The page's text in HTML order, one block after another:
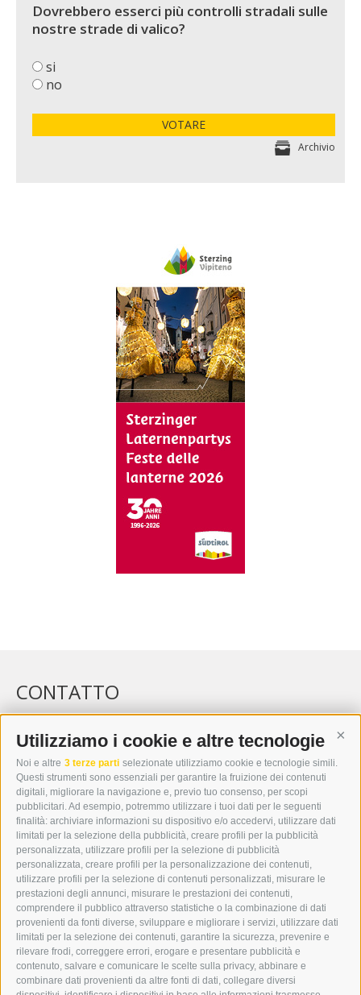
Utilizziamo i cookie e altre tecnologie
Noi e altre 3 terze parti selezionate utilizziamo cookie e tecnologie simili.
Questi strumenti sono essenziali per garantire la fruizione dei contenuti
digitali, migliorare la navigazione e, previo tuo consenso, per scopi
pubblicitari. Ad esempio, potremmo utilizzare i tuoi dati per le seguenti
finalità: archiviare informazioni su dispositivo e/o accedervi, utilizzare dati
limitati per la selezione della pubblicità, creare profili per la pubblicità
personalizzata, utilizzare profili per la selezione di pubblicità
personalizzata, creare profili per la personalizzazione dei contenuti,
utilizzare profili per la selezione di contenuti personalizzati, misurare le
prestazioni degli annunci, misurare le prestazioni dei contenuti,
comprendere il pubblico attraverso statistiche o la combinazione di dati
provenienti da fonti diverse, sviluppare e migliorare i servizi, utilizzare dati
limitati per la selezione dei contenuti, garantire la sicurezza, prevenire e
rilevare frodi, correggere errori, erogare e presentare pubblicità e
contenuto, salvare e comunicare le scelte sulla privacy, abbinare e
combinare dati provenienti da altre fonti di dati, collegare diversi
Dovrebbero esserci più controlli stradali sulle
nostre strade di valico?
si
no
VOTARE
Archivio
CONTATTO
WIPP-MEDIA GMBH
DER ERKER
I-39049 VIPITENO
TEL.: +39 0472 766876
GRAFIK@DERERKER.IT
INFO@DERERKER.IT
BARBARA.FONTANA@DERERKER.IT
ERKER
PUBBLICITÀ NELL’ERKER
PUBBLICITÀ ONLINE
ADDEBITO DIRETTO SEPA
REGOLAMENTO COMMENTI
ONLINE VOTING